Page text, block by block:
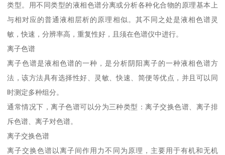
类型。用不同类型的液相色谱分离或分析各种化合物的原理基本上
与相对应的普通液相层析的原理相似。其不同之处是液相色谱灵
敏，快速，分辨率高，重复性好，且须在色谱仪中进行。
离子色谱
离子色谱是液相色谱的一种，是分析阴阳离子的一种液相色谱方
法，该方法具有选择性好、灵敏、快速、简便等优点，并且可以同
时测定多种组分。
通常情况下，离子色谱可以分为三种类型：离子交换色谱、离子排
斥色谱、离子对色谱。
离子交换色谱
离子交换色谱以离子间作用力不同为原理，主要用于有机和无机